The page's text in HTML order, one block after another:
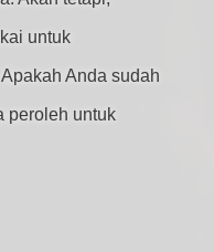
untuk
Anda sudah
peroleh untuk